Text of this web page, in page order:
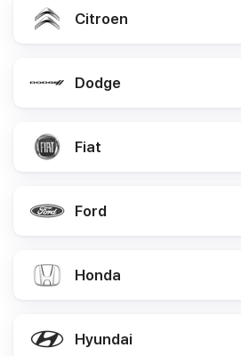
Citroen
Dodge
Fiat
Ford
Honda
Hyundai